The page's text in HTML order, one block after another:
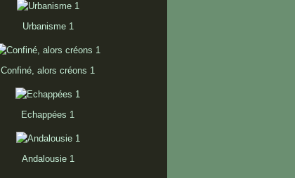
Urbanisme 1
Confiné, alors créons 1
Echappées 1
Andalousie 1